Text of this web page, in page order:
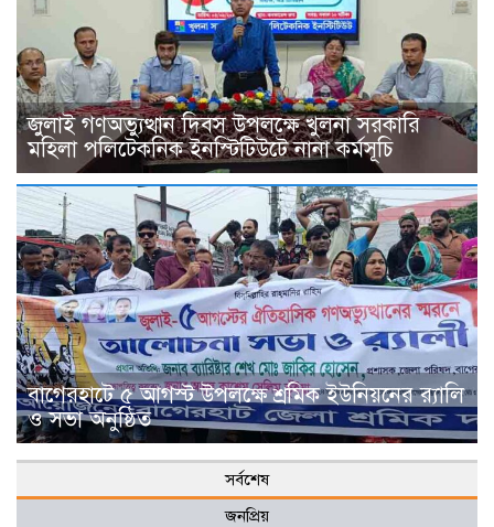
জুলাই গণঅভ্যুত্থান দিবস উপলক্ষে খুলনা সরকারি
মহিলা পলিটেকনিক ইনস্টিটিউটে নানা কর্মসূচি
বাগেরহাটে ৫ আগস্ট উপলক্ষে শ্রমিক ইউনিয়নের র‌্যালি
ও সভা অনুষ্ঠিত
সর্বশেষ
জনপ্রিয়